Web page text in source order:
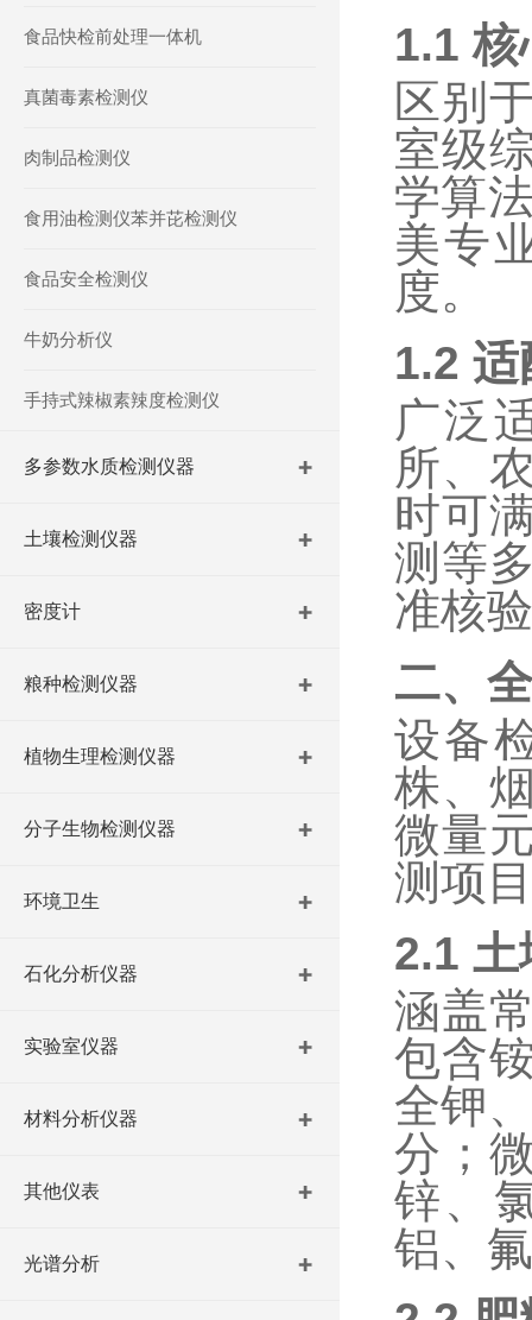
1.1核
区别
室级
学算
美专
度。
1.2 适
广泛
所、
时可
测等
准核
二、
设备
株、
微量
测项
2.1 土
涵盖
包含
全钾
分；
锌、
铝、
食品快检前处理一体机
真菌毒素检测仪
肉制品检测仪
食用油检测仪苯并芘检测仪
食品安全检测仪
牛奶分析仪
手持式辣椒素辣度检测仪
多参数水质检测仪器
土壤检测仪器
密度计
粮种检测仪器
植物生理检测仪器
分子生物检测仪器
环境卫生
石化分析仪器
实验室仪器
材料分析仪器
其他仪表
光谱分析